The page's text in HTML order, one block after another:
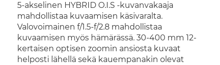
5-akselinen HYBRID O.I.S -kuvanvakaaja
mahdollistaa kuvaamisen käsivaralta.
Valovoimainen f/1.5-f/2.8 mahdollistaa
kuvaamisen myös hämärässä. 30-400 mm 12-
kertaisen optisen zoomin ansiosta kuvaat
helposti lähellä sekä kauempanakin olevat